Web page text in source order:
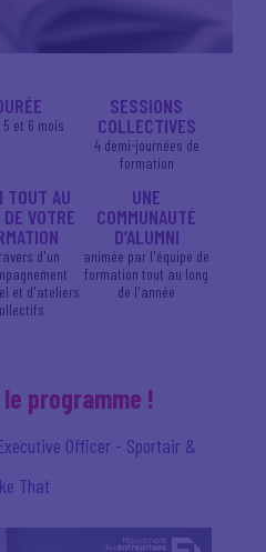
5 et 6 mois
SESSIONS
COLLECTIVES
4 demi-journées de
formation
TOUT AU
VOTRE
d'un
et d'ateliers
UNE
COMMUNAUTÉ
D’ALUMNI
animée par l'équipe de
formation tout au long
de l'année
programme !
Officer - Sportair &
That